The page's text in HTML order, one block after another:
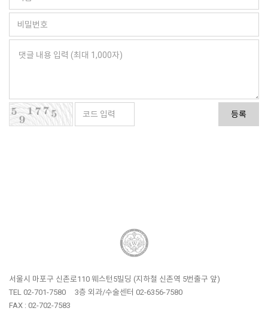
등록
서울시 마포구 신촌로110 웨스턴5빌딩 (지하철 신촌역 5번출구 앞)
TEL 02-701-7580
3층 외과/수술센터 02-6356-7580
FAX : 02-702-7583